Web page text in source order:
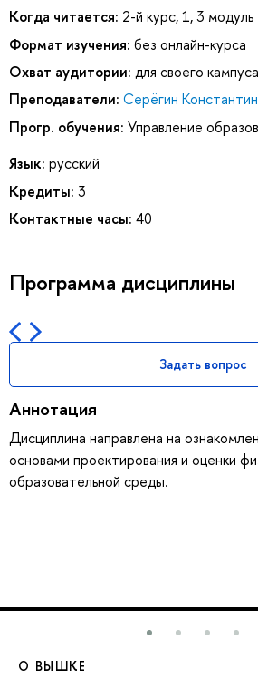
Когда читается: 2-й курс, 1, 3 модуль
Формат изучения: без онлайн-курса
Охват аудитории: для своего кампуса
Преподаватели: Серёгин
Прогр. обучения: Управление
Язык: русский
Кредиты: 3
Контактные часы: 40
Программа дисциплины
Задать вопрос
Аннотация
Дисциплина направлена на
основами проектирования и оценки
образовательной среды.
О ВЫШКЕ